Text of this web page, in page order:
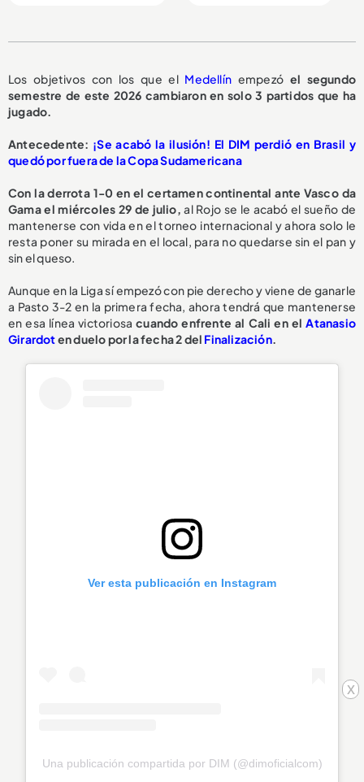
x
Los objetivos con los que el Medellín empezóel segundo
semestre de este 2026 cambiaron en solo 3 partidos que ha
jugado.
Antecedente: ¡Se acabó la ilusión! El DIM perdió en Brasil y
quedó por fuera de la Copa Sudamericana
Con la derrota 1-0 en el certamen continental ante Vasco da
Gama el miércoles 29 de julio, al Rojo se le acabó el sueño de
mantenerse con vida en el torneo internacional y ahora solo le
resta poner su mirada en el local, para no quedarse sin el pan y
sin el queso.
Aunque en la Liga sí empezó con pie derecho y viene de ganarle
a Pasto 3-2 en la primera fecha, ahora tendrá que mantenerse
en esa línea victoriosacuando enfrente al Cali en elAtanasio
Girardoten duelo por la fecha 2 del Finalización.
Ver esta publicación en Instagram
Una publicación compartida por DIM (@dimoficialcom)